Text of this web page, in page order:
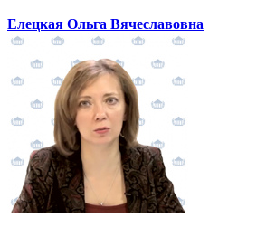
Елецкая Ольга Вячеславовна